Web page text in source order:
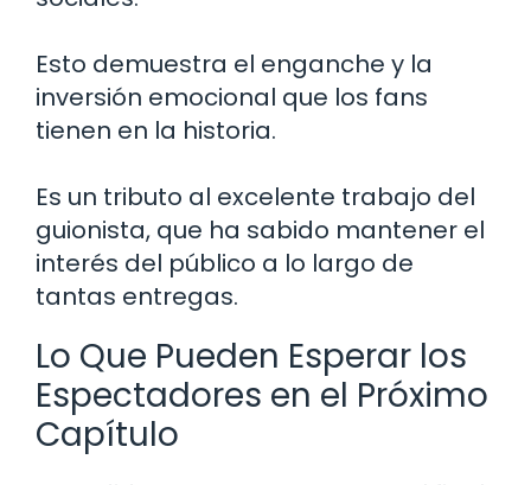
Esto demuestra el enganche y la
inversión emocional que los fans
tienen en la historia.
Es un tributo al excelente trabajo del
guionista, que ha sabido mantener el
interés del público a lo largo de
tantas entregas.
Lo Que Pueden Esperar los
Espectadores en el Próximo
Capítulo